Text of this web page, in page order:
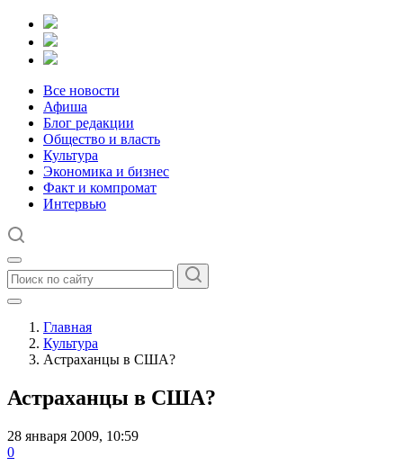
Все новости
Афиша
Блог редакции
Общество и власть
Культура
Экономика и бизнес
Факт и компромат
Интервью
Главная
Культура
Астраханцы в США?
Астраханцы в США?
28 января 2009, 10:59
0